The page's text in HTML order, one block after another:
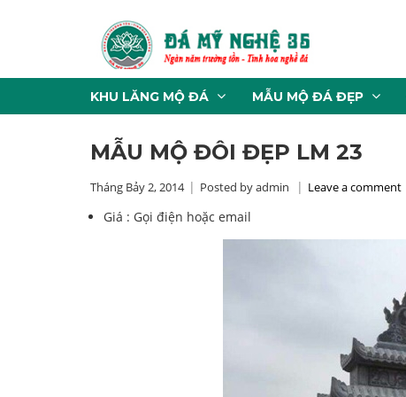
KHU LĂNG MỘ ĐÁ MẪU MỘ ĐÁ ĐẸP
MẪU MỘ ĐÔI ĐẸP LM 23
Tháng Bảy 2, 2014 Posted by admin Leave a comment
Giá : Gọi điện hoặc email